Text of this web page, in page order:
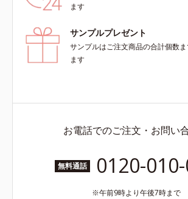
ます
サンプルプレゼント
サンプルはご注文商品の合計個数
ます
お電話でのご注文・お問い
無料通話 0120-
午前9時より午後7時まで